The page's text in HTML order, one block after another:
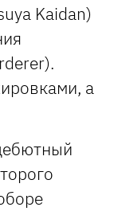
Kaidan)
а